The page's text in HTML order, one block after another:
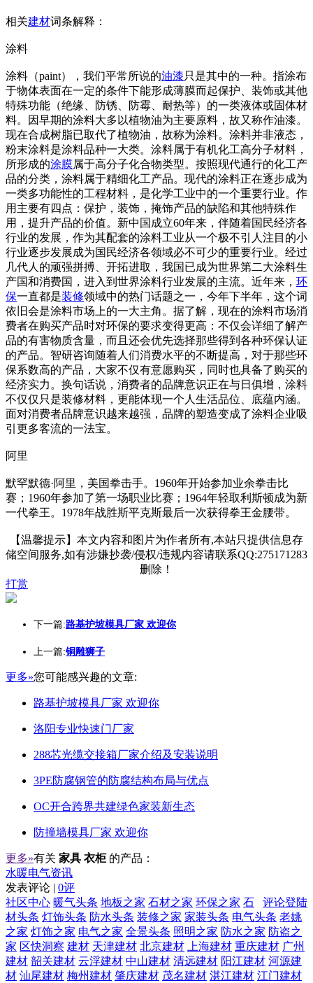
相关建材词条解释：
涂料
涂料（paint），我们平常所说的油漆只是其中的一种。指涂布
于物体表面在一定的条件下能形成薄膜而起保护、装饰或其他
特殊功能（绝缘、防锈、防霉、耐热等）的一类液体或固体材
料。因早期的涂料大多以植物油为主要原料，故又称作油漆。
现在合成树脂已取代了植物油，故称为涂料。涂料并非液态，
粉末涂料是涂料品种一大类。涂料属于有机化工高分子材料，
所形成的涂膜属于高分子化合物类型。按照现代通行的化工产
品的分类，涂料属于精细化工产品。现代的涂料正在逐步成为
一类多功能性的工程材料，是化学工业中的一个重要行业。作
用主要有四点：保护，装饰，掩饰产品的缺陷和其他特殊作
用，提升产品的价值。新中国成立60年来，伴随着国民经济各
行业的发展，作为其配套的涂料工业从一个极不引人注目的小
行业逐步发展成为国民经济各领域必不可少的重要行业。经过
几代人的顽强拼搏、开拓进取，我国已成为世界第二大涂料生
产国和消费国，进入到世界涂料行业发展的主流。近年来， 环
保一直都是装修领域中的热门话题之一，今年下半年，这个词
依旧会是涂料市场上的一大主角。据了解，现在的涂料市场消
费者在购买产品时对环保的要求变得更高：不仅会详细了解产
品的有害物质含量，而且还会优先选择那些得到各种环保认证
的产品。智研咨询随着人们消费水平的不断提高，对于那些环
保系数高的产品，大家不仅有意愿购买，同时也具备了购买的
经济实力。换句话说，消费者的品牌意识正在与日俱增，涂料
不仅仅只是装修材料，更能体现一个人生活品位、底蕴内涵。
面对消费者品牌意识越来越强，品牌的塑造变成了涂料企业吸
引更多客流的一法宝。
阿里
默罕默德·阿里，美国拳击手。1960年开始参加业余拳击比
赛；1960年参加了第一场职业比赛；1964年轻取利斯顿成为新
一代拳王。1978年战胜斯平克斯最后一次获得拳王金腰带。
【温馨提示】本文内容和图片为作者所有,本站只提供信息存
储空间服务,如有涉嫌抄袭/侵权/违规内容请联系QQ:275171283
删除！
打赏
下一篇:路基护坡模具厂家 欢迎你
上一篇:铜雕狮子
更多»您可能感兴趣的文章:
路基护坡模具厂家 欢迎你
洛阳专业快速门厂家
288芯光缆交接箱厂家介绍及安装说明
3PE防腐钢管的防腐结构布局与优点
OC开合跨界共建绿色家装新生态
防撞墙模具厂家 欢迎你
更多»有关 家具 衣柜 的产品：
水暖电气资讯
发表评论 | 0评
评论登陆
社区中心 暖气头条 地板之家 石材之家 环保之家 石
材头条 灯饰头条 防水头条 装修之家 家装头条 电气头条 老姚
之家 灯饰之家 电气之家 全景头条 照明之家 防水之家 防盗之
家 区快洞察 建材 天津建材 北京建材 上海建材 重庆建材 广州
建材 韶关建材 云浮建材 中山建材 清远建材 阳江建材 河源建
材 汕尾建材 梅州建材 肇庆建材 茂名建材 湛江建材 江门建材